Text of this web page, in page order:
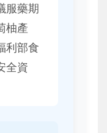
服藥期
柚產
利部食
全資